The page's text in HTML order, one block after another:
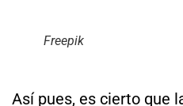
Freepik
Así pues, es cierto que